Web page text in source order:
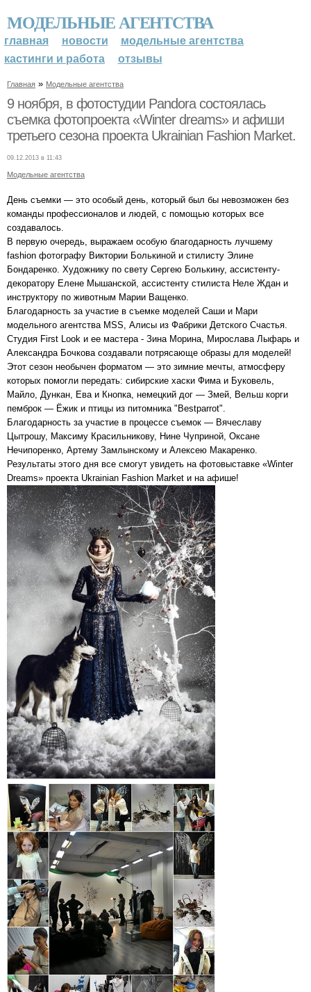
МОДЕЛЬНЫЕ АГЕНТСТВА
главная новости
модельные агентства
кастинги и работа
отзывы
Главная » Модельные агентства
9 ноября, в фотостудии Pandora состоялась
съемка фотопроекта «Winter dreams» и афиши
третьего сезона проекта Ukrainian Fashion Market.
09.12.2013 в 11:43
Модельные агентства
День съемки — это особый день, который был бы невозможен без
команды профессионалов и людей, с помощью которых все
создавалось.
В первую очередь, выражаем особую благодарность лучшему
fashion фотографу Виктории Болькиной и стилисту Элине
Бондаренко. Художнику по свету Сергею Болькину, ассистенту-
декоратору Елене Мышанской, ассистенту стилиста Неле Ждан и
инструктору по животным Марии Ващенко.
Благодарность за участие в съемке моделей Саши и Мари
модельного агентства MSS, Алисы из Фабрики Детского Счастья.
Студия First Look и ее мастера - Зина Морина, Мирослава Лыфарь и
Александра Бочкова создавали потрясающе образы для моделей!
Этот сезон необычен форматом — это зимние мечты, атмосферу
которых помогли передать: сибирские хаски Фима и Буковель,
Майло, Дункан, Ева и Кнопка, немецкий дог — Змей, Вельш корги
пемброк — Ёжик и птицы из питомника "Bestparrot".
Благодарность за участие в процессе съемок — Вячеславу
Цытрошу, Максиму Красильникову, Нине Чуприной, Оксане
Нечипоренко, Артему Замлынскому и Алексею Макаренко.
Результаты этого дня все смогут увидеть на фотовыставке «Winter
Dreams» проекта Ukrainian Fashion Market и на афише!